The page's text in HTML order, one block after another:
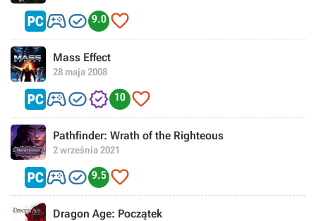
 9.0 
Mass Effect
28 maja 2008
 10 
Pathfinder: Wrath of the Righteous
2 września 2021
 9.5 
Dragon Age: Początek